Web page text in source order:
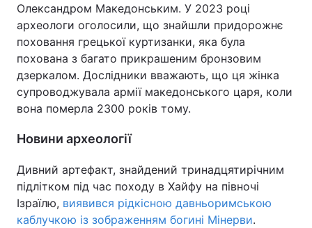
Олександром Македонським. У 2023 році
археологи оголосили, що знайшли придорожнє
поховання грецької куртизанки, яка була
похована з багато прикрашеним бронзовим
дзеркалом. Дослідники вважають, що ця жінка
супроводжувала армії македонського царя, коли
вона померла 2300 років тому.
Новини археології
Дивний артефакт, знайдений тринадцятирічним
підлітком під час походу в Хайфу на півночі
Ізраїлю, виявився рідкісною давньоримською
каблучкою із зображенням богині Мінерви.